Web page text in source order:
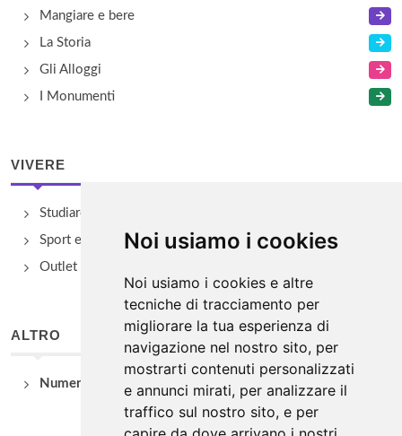
Noi usiamo i cookies
Noi usiamo i cookies e altre
tecniche di tracciamento per
migliorare la tua esperienza di
navigazione nel nostro sito, per
mostrarti contenuti personalizzati
e annunci mirati, per analizzare il
traffico sul nostro sito, e per
Mangiare e bere
La Storia
Gli Alloggi
I Monumenti
VIVERE
Studiare
Sport e Benessere
Outlet e spacci aziendali
ALTRO
Numeri Utili